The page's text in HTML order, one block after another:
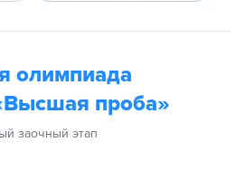
олимпиада
проба»
заочный этап